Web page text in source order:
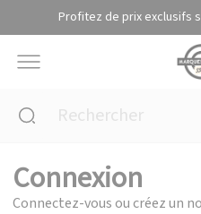
Profitez de prix exclusifs
Connexion
Connectez-vous ou créez un
Panneau de gestion des cookies